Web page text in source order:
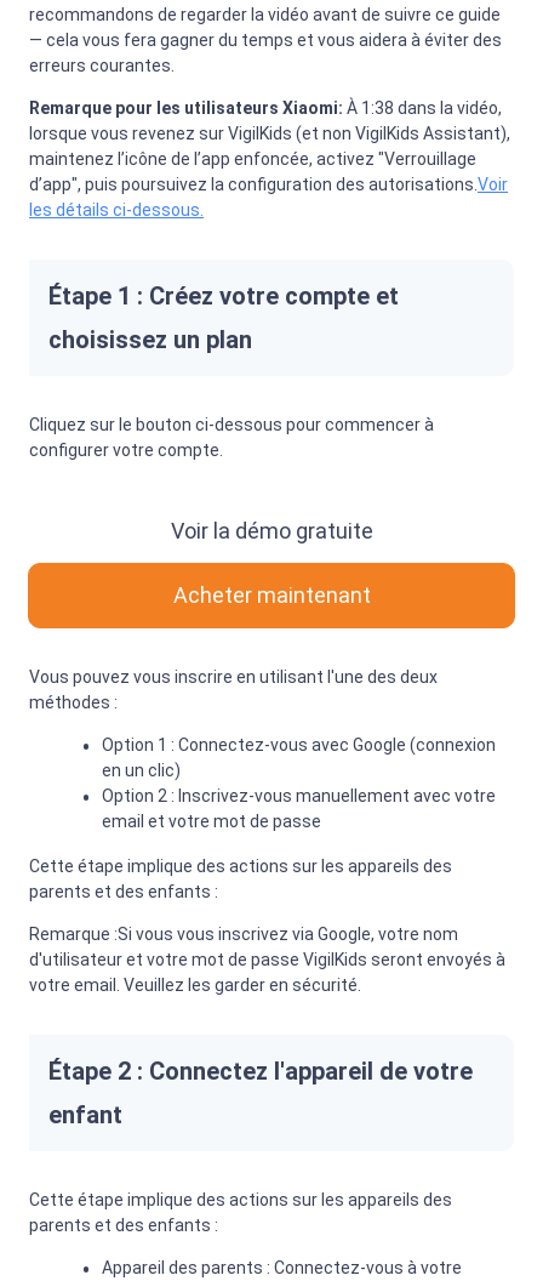
recommandons de regarder la vidéo avant de suivre ce guide
— cela vous fera gagner du temps et vous aidera à éviter des
erreurs courantes.
Remarque pour les utilisateurs Xiaomi: À 1:38 dans la vidéo,
lorsque vous revenez sur VigilKids (et non VigilKids Assistant),
maintenez l’icône de l’app enfoncée, activez "Verrouillage
d’app", puis poursuivez la configuration des autorisations. Voir
les détails ci-dessous.
Étape 1 : Créez votre compte et
choisissez un plan
Cliquez sur le bouton ci-dessous pour commencer à
configurer votre compte.
Voir la démo gratuite
Acheter maintenant
Vous pouvez vous inscrire en utilisant l'une des deux
méthodes :
Option 1 : Connectez-vous avec Google (connexion
en un clic)
Option 2 : Inscrivez-vous manuellement avec votre
email et votre mot de passe
Cette étape implique des actions sur les appareils des
parents et des enfants :
Remarque :Si vous vous inscrivez via Google, votre nom
d'utilisateur et votre mot de passe VigilKids seront envoyés à
votre email. Veuillez les garder en sécurité.
Étape 2 : Connectez l'appareil de votre
enfant
Cette étape implique des actions sur les appareils des
parents et des enfants :
Appareil des parents : Connectez-vous à votre